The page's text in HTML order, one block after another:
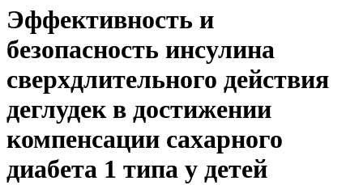
Эффективность и
безопасность инсулина
сверхдлительного действия
деглудек в достижении
компенсации сахарного
диабета 1 типа у детей